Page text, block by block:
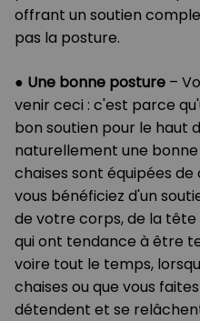
offrant un soutien
pas la posture.
● Une bonne posture –
venir ceci : c'est parce
bon soutien pour le haut
naturellement une
chaises sont équipées de
vous bénéficiez d'un
de votre corps, de la tête
qui ont tendance à être
voire tout le temps,
chaises ou que vous
détendent et se